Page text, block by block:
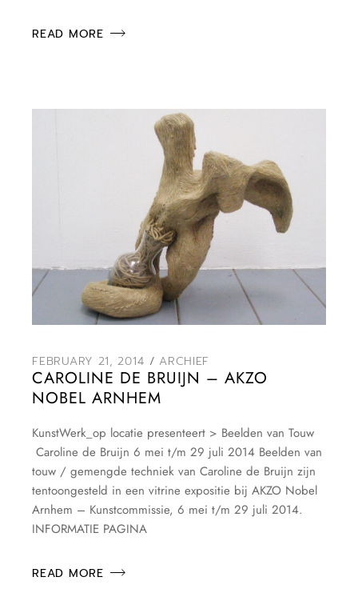
READ MORE
FEBRUARY 21, 2014 ARCHIEF
CAROLINE DE BRUIJN – AKZO
NOBEL ARNHEM
KunstWerk_op locatie presenteert > Beelden van Touw
Caroline de Bruijn 6 mei t/m 29 juli 2014 Beelden van
touw / gemengde techniek van Caroline de Bruijn zijn
tentoongesteld in een vitrine expositie bij AKZO Nobel
Arnhem – Kunstcommissie, 6 mei t/m 29 juli 2014.
INFORMATIE PAGINA
READ MORE